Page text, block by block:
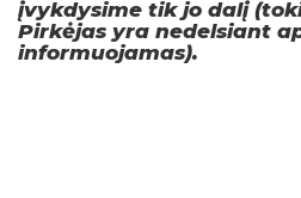
įvykdysime tik jo dalį
Pirkėjas yra nedelsiant
informuojamas).